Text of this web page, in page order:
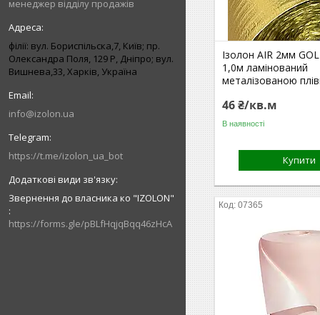
менеджер відділу продажів
філії: вул. Бориcпільска,7, Київ; пр.
Олександра Поля, 129 Р, Дніпро; вул.
Вишнева,33, Харків, Україна
info@izolon.ua
https://t.me/izolon_ua_bot
Звернення до власника ко "IZOLON"
https://forms.gle/pBLfHqjqBqq46zHcA
Ізолон AIR 2мм
1,0м ламінований
металізованою
46 ₴/кв.м
В наявності
Купити
07365